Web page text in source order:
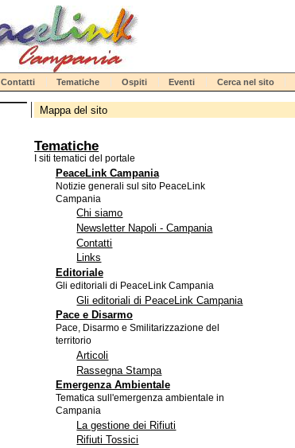
Contatti Tematiche Ospiti Eventi Cerca nel sito
Mappa del sito
Tematiche
I siti tematici del portale
PeaceLink Campania
Notizie generali sul sito PeaceLink
Campania
Chi siamo
Newsletter Napoli - Campania
Contatti
Links
Editoriale
Gli editoriali di PeaceLink Campania
Gli editoriali di PeaceLink Campania
Pace e Disarmo
Pace, Disarmo e Smilitarizzazione del
territorio
Articoli
Rassegna Stampa
Emergenza Ambientale
Tematica sull'emergenza ambientale in
Campania
La gestione dei Rifiuti
Rifiuti Tossici